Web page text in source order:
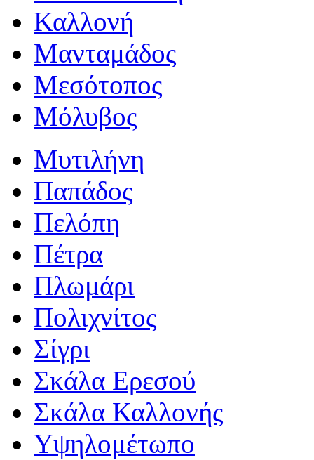
Καλλονή
Μανταμάδος
Μεσότοπος
Μόλυβος
Μυτιλήνη
Παπάδος
Πελόπη
Πέτρα
Πλωμάρι
Πολιχνίτος
Σίγρι
Σκάλα Ερεσού
Σκάλα Καλλονής
Υψηλομέτωπο